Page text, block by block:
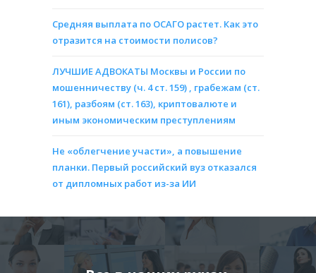
Средняя выплата по ОСАГО растет. Как это
отразится на стоимости полисов?
ЛУЧШИЕ АДВОКАТЫ Москвы и России по
мошенничеству (ч. 4 ст. 159) , грабежам (ст.
161), разбоям (ст. 163), криптовалюте и
иным экономическим преступлениям
Не «облегчение участи», а повышение
планки. Первый российский вуз отказался
от дипломных работ из-за ИИ